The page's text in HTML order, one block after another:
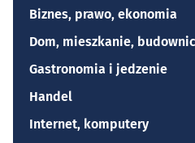
Biznes, prawo, ekonomia
Dom, mieszkanie,
Gastronomia i jedzenie
Handel
Internet, komputery